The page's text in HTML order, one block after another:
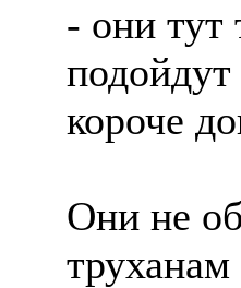
- они тут
подойдут
короче
Они не
труханам